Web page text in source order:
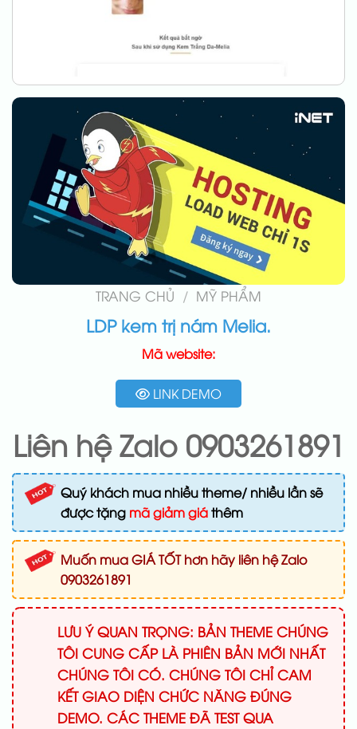
TRANG CHỦ / MỸ PHẨM
LDP kem trị nám Melia.
Mã website:
LINK DEMO
Liên hệ Zalo 0903261891
Quý khách mua nhiều theme/ nhiều lần sẽ
được tặng mã giảm giáthêm
Muốn mua GIÁ TỐT hơn hãy liên hệ Zalo
0903261891
LƯU Ý QUAN TRỌNG: BẢN THEME CHÚNG
TÔI CUNG CẤP LÀ PHIÊN BẢN MỚI NHẤT
CHÚNG TÔI CÓ. CHÚNG TÔI CHỈ CAM
KẾT GIAO DIỆN CHỨC NĂNG ĐÚNG
DEMO. CÁC THEME ĐÃ TEST QUA